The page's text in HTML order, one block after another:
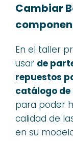
Cambiar
En el taller
usar de
repuestos
catálogo de
para poder
calidad de
en su